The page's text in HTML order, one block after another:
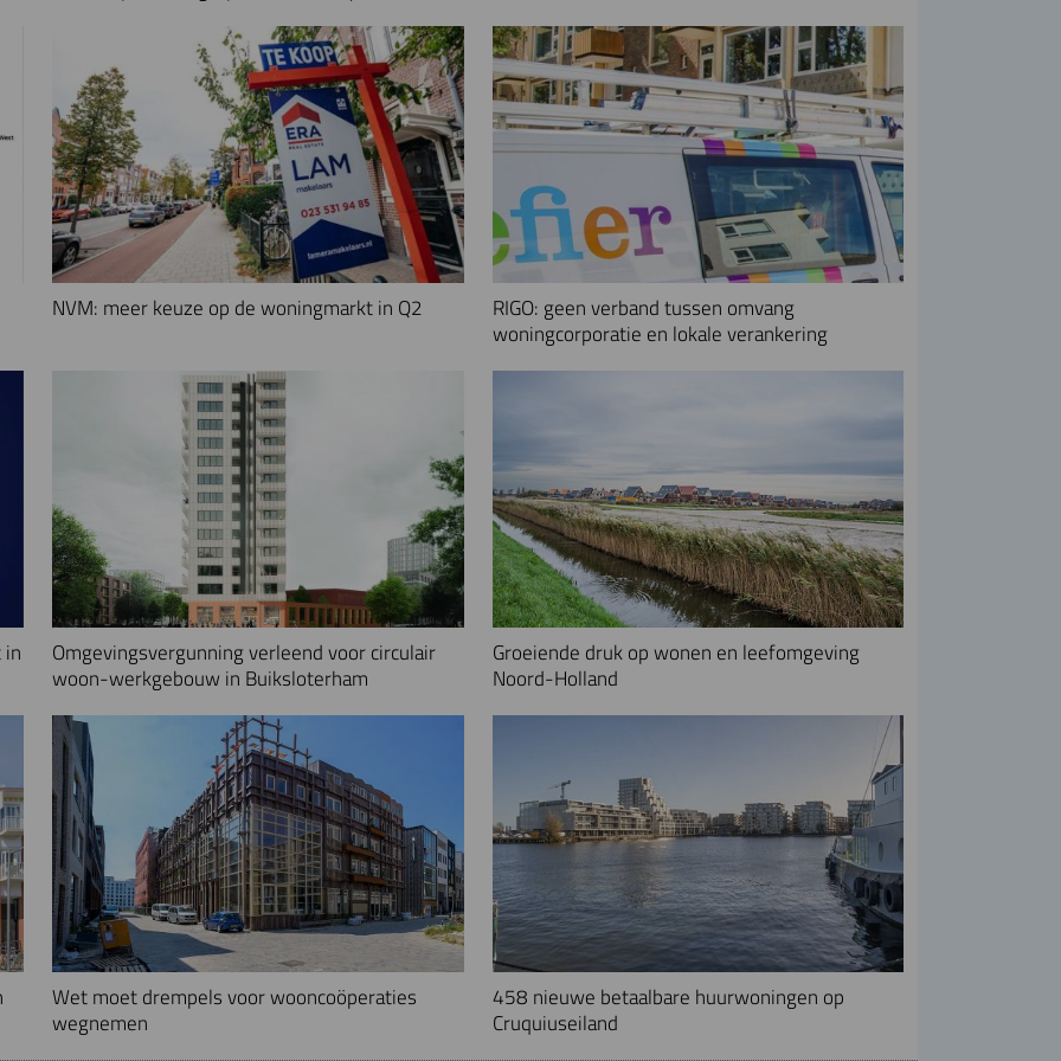
NVM: meer keuze op de woningmarkt in Q2
RIGO: geen verband tussen omvang
woningcorporatie en lokale verankering
Omgevingsvergunning verleend voor circulair
woon-werkgebouw in Buiksloterham
Groeiende druk op wonen en leefomgeving
Noord-Holland
Wet moet drempels voor wooncoöperaties
wegnemen
458 nieuwe betaalbare huurwoningen op
Cruquiuseiland